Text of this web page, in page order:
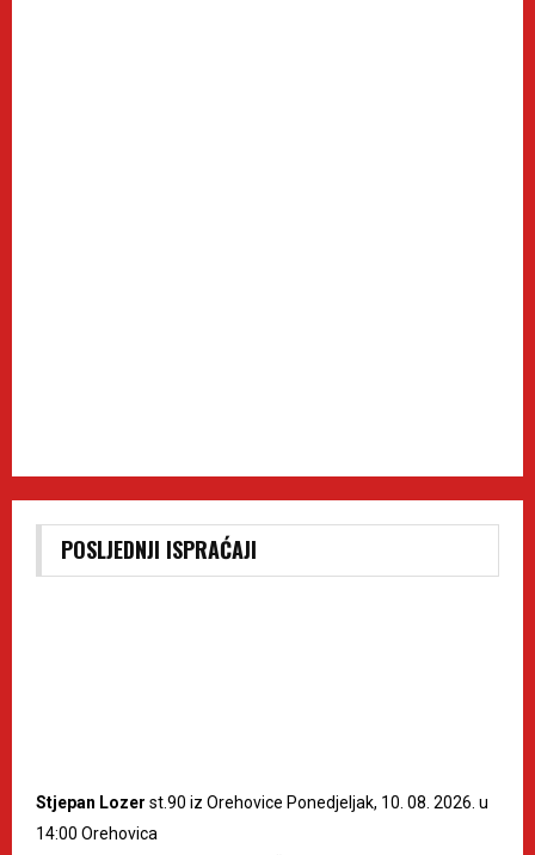
POSLJEDNJI ISPRAĆAJI
Stjepan Lozer st.90 iz Orehovice Ponedjeljak, 10. 08. 2026. u
14:00 Orehovica